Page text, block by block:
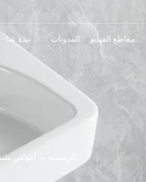
نبذة عنا المدونات مقاطع الفيديو
أحواض